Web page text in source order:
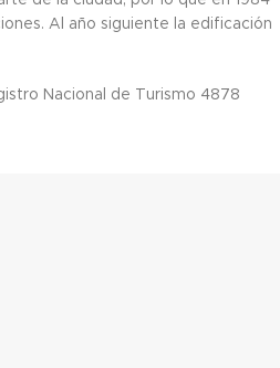
Al año siguiente la edificación
Nacional de Turismo 4878